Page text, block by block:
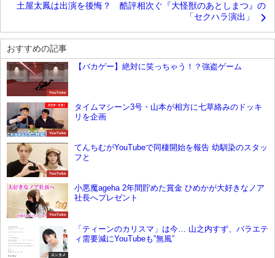
土屋太鳳は出演を後悔？ 酷評相次ぐ『大怪獣のあとしまつ』の
「セクハラ演出」
おすすめの記事
YouTube
【バカゲー】絶対に笑っちゃう！？強盗ゲーム
YouTube
タイムマシーン3号・山本が相方に七草絡みのドッキ
リを企画
YouTube
てんちむがYouTubeで同棲開始を報告 幼馴染のスタッ
フと
YouTube
小悪魔ageha 2年間貯めた賞金 ひめかが大好きなノア
社長へプレゼント
エンタメ
「ティーンのカリスマ」は今… 山之内すず、バラエテ
ィ需要減にYouTubeも”無風”